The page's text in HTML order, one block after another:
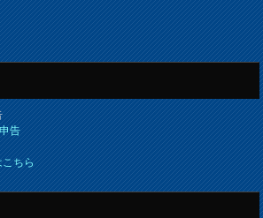
告
こちら